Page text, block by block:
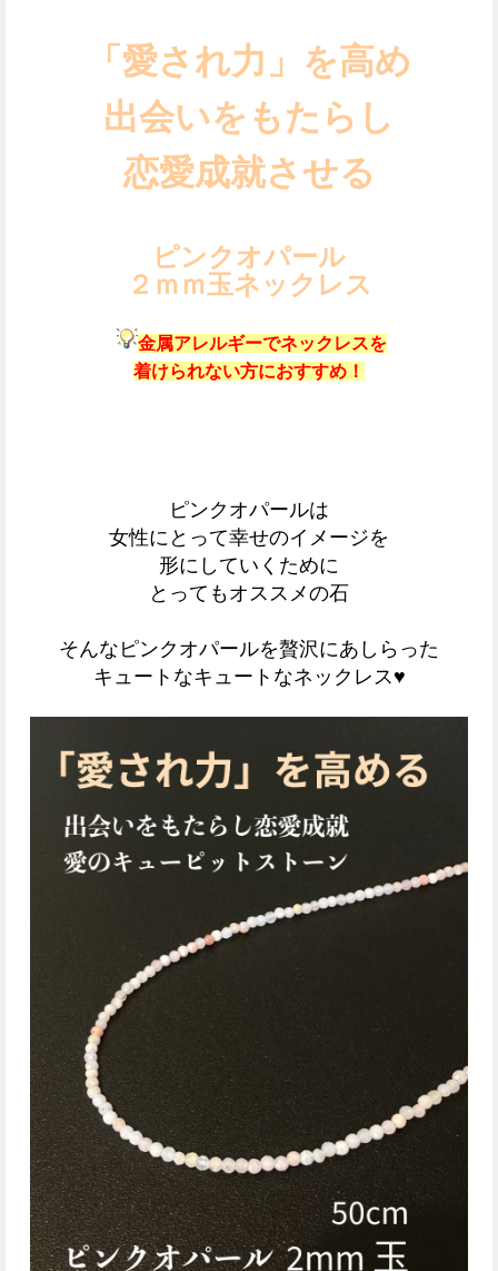
「愛され力」を高め
出会いをもたらし
恋愛成就させる
ピンクオパール
２ｍｍ玉ネックレス
金属アレルギーでネックレスを
着けられない方におすすめ！
ピンクオパールは
女性にとって幸せのイメージを
形にしていくために
とってもオススメの石
そんなピンクオパールを贅沢にあしらった
キュートなキュートなネックレス♥